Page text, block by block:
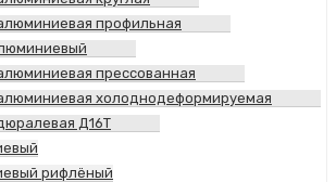
профильная
прессованная
холоднодеформируемая
Д16Т
рифлёный